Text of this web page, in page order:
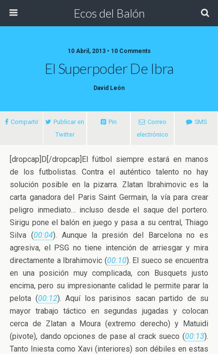
Ecos del Balón
10 Abril, 2013 • 10 Comments
El Superpoder De Ibra
David León
Compartir
Publicar en
Twitter
Pin
Correo
electrónico
SMS
[dropcap]D[/dropcap]El fútbol siempre estará en manos
de los futbolistas. Contra el auténtico talento no hay
solución posible en la pizarra. Zlatan Ibrahimovic es la
carta ganadora del Paris Saint Germain, la vía para crear
peligro inmediato… incluso desde el saque del portero.
Sirigu pone el balón en juego y pasa a su central, Thiago
Silva (00:04). Aunque la presión del Barcelona no es
agresiva, el PSG no tiene intención de arriesgar y mira
directamente a Ibrahimovic (00:10). El sueco se encuentra
en una posición muy complicada, con Busquets justo
encima, pero su impresionante calidad le permite parar la
pelota (00:12). Aquí los parisinos sacan partido de su
mayor trabajo táctico en segundas jugadas y colocan
cerca de Zlatan a Moura (extremo derecho) y Matuidi
(pivote), dando opciones de pase al crack sueco (00:13).
Tanto Iniesta como Xavi (interiores) son débiles en estas